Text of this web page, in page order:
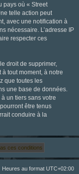
pays où « Street
telle action peut
avec une notification à
nécessaire. L’adresse IP
respecter ces
droit de supprimer,
tout moment, à notre
que toutes les
une base de données.
un tiers sans votre
être tenus
conduire à la
Heures au format UTC+02:00